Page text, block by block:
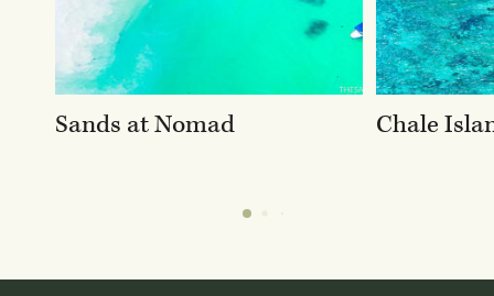
Sands at Nomad Chale